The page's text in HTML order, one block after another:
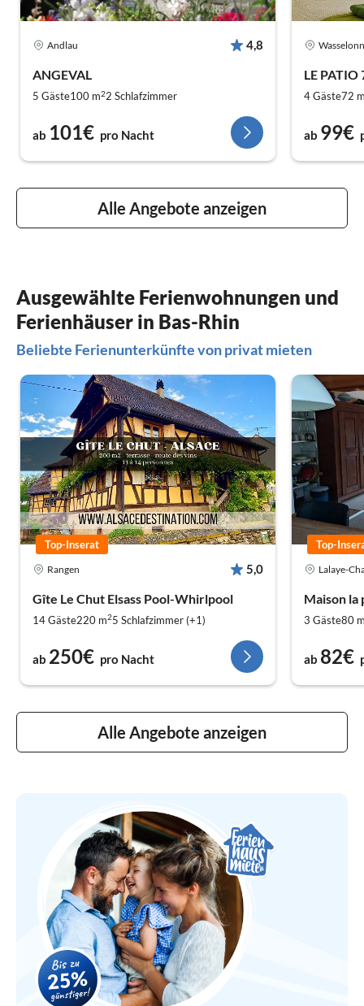
Andlau 4,8
ANGEVAL
5 Gäste100 m22 Schlafzimmer
ab 101€ pro Nacht
LE
4 Gäste72
ab 99€
Alle Angebote anzeigen
Ausgewählte Ferienwohnungen und
Ferienhäuser in Bas-Rhin
Beliebte Ferienunterkünfte von privat mieten
Rangen 5,0
Gîte Le Chut Elsass Pool-Whirlpool
14 Gäste220 m25 Schlafzimmer (+1)
ab 250€ pro Nacht
Top-Inserat
Lalaye-
Maison la
3 Gäste80
ab 82€
Top-
Alle Angebote anzeigen